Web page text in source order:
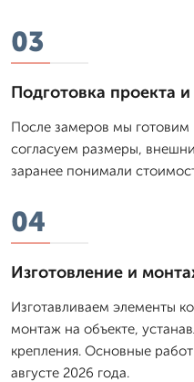
03
Подготовка проекта и
После замеров мы готовим
согласуем размеры,
заранее понимали
04
Изготовление и
Изготавливаем элементы
монтаж на объекте,
крепления. Основные
августе 2026 года.